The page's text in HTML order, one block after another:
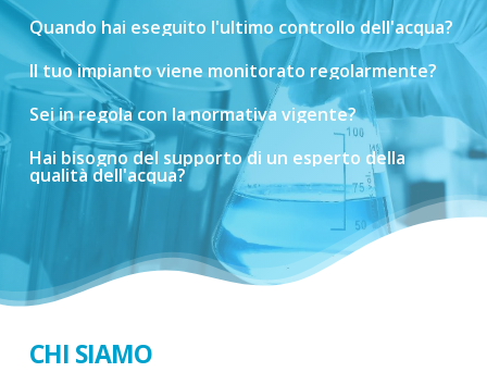
Quando hai eseguito l'ultimo controllo dell'acqua?
Il tuoimpianto viene monitorato regolarmente?
Seiinregola con lanormativa vigente?
Hai bisognodel supportodi un esperto della
qualitàdell'acqua?
CHI SIAMO